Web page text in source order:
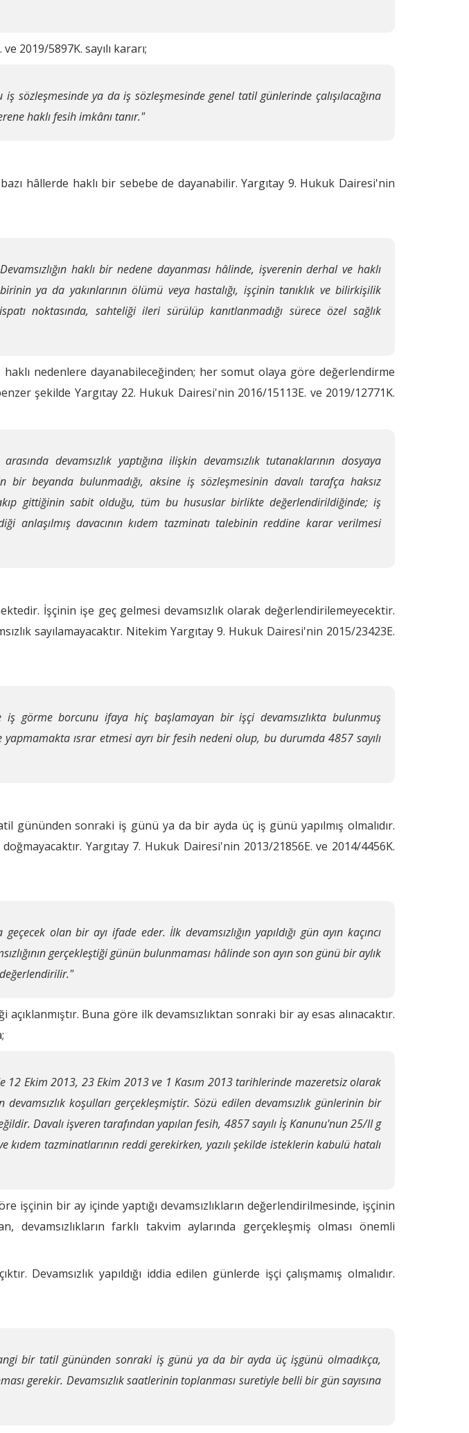
2019/5897K. sayılı kararı;
iş sözleşmesinde ya da iş sözleşmesinde genel tatil günlerinde çalışılacağına
haklı fesih imkânı tanır."
hâllerde haklı bir sebebe de dayanabilir. Yargıtay 9. Hukuk Dairesi'nin
haklı bir nedene dayanması hâlinde, işverenin derhal ve haklı
ya da yakınlarının ölümü veya hastalığı, işçinin tanıklık ve bilirkişilik
noktasında, sahteliği ileri sürülüp kanıtlanmadığı sürece özel sağlık
nedenlere dayanabileceğinden; her somut olaya göre değerlendirme
şekilde Yargıtay 22. Hukuk Dairesi'nin 2016/15113E. ve 2019/12771K.
devamsızlık yaptığına ilişkin devamsızlık tutanaklarının dosyaya
beyanda bulunmadığı, aksine iş sözleşmesinin davalı tarafça haksız
gittiğinin sabit olduğu, tüm bu hususlar birlikte değerlendirildiğinde; iş
anlaşılmış davacının kıdem tazminatı talebinin reddine karar verilmesi
İşçinin işe geç gelmesi devamsızlık olarak değerlendirilemeyecektir.
sayılamayacaktır. Nitekim Yargıtay 9. Hukuk Dairesi'nin 2015/23423E.
görme borcunu ifaya hiç başlamayan bir işçi devamsızlıkta bulunmuş
ısrar etmesi ayrı bir fesih nedeni olup, bu durumda 4857 sayılı
sonraki iş günü ya da bir ayda üç iş günü yapılmış olmalıdır.
Yargıtay 7. Hukuk Dairesi'nin 2013/21856E. ve 2014/4456K.
olan bir ayı ifade eder. İlk devamsızlığın yapıldığı gün ayın kaçıncı
gerçekleştiği günün bulunmaması hâlinde son ayın son günü bir aylık
Buna göre ilk devamsızlıktan sonraki bir ay esas alınacaktır.
12 Ekim 2013, 23 Ekim 2013 ve 1 Kasım 2013 tarihlerinde mazeretsiz olarak
koşulları gerçekleşmiştir. Sözü edilen devamsızlık günlerinin bir
Davalı işveren tarafından yapılan fesih, 4857 sayılı İş Kanunu'nun 25/II g
tazminatlarının reddi gerekirken, yazılı şekilde isteklerin kabulü hatalı
bir ay içinde yaptığı devamsızlıkların değerlendirilmesinde, işçinin
devamsızlıkların farklı takvim aylarında gerçekleşmiş olması önemli
Devamsızlık yapıldığı iddia edilen günlerde işçi çalışmamış olmalıdır.
bir tatil gününden sonraki iş günü ya da bir ayda üç işgünü olmadıkça,
gerekir. Devamsızlık saatlerinin toplanması suretiyle belli bir gün sayısına